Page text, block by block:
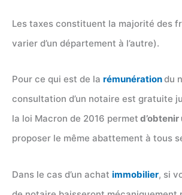
Les taxes constituent la majorité des
varier d’un département à l’autre).
Pour ce qui est de la rémunérationdu
consultation d’un notaire est gratuite
la loi Macron de 2016 permet
proposer le même abattement à tous
Dans le cas d’un achat immobilier, si